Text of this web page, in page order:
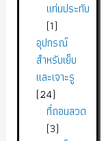
แท่นประทับ
1
อุปกรณ์
สำหรับเย็บ
และเจาะรู
24
ที่ถอนลวด
3